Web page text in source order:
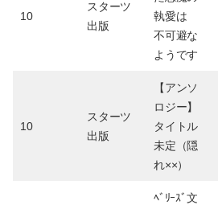
10
スターツ
出版
執愛は
不可避な
ようです
10
スターツ
出版
【アンソ
ロジー】
タイトル
未定（隠
れ××）
ﾍﾞﾘｰｽﾞ文